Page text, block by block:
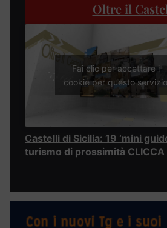
Oltre il
Fai clic per accettare i
cookie per questo servizio
Castelli di Sicilia: 19 ‘mini
turismo di prossimità CLICCA